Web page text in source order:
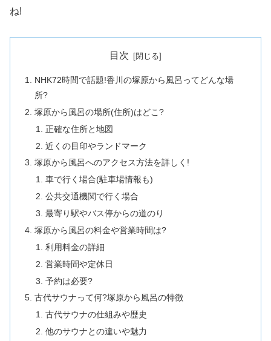
ね!
目次
NHK72時間で話題!香川の塚原から風呂ってどんな場
所?
塚原から風呂の場所(住所)はどこ?
正確な住所と地図
近くの目印やランドマーク
塚原から風呂へのアクセス方法を詳しく!
車で行く場合(駐車場情報も)
公共交通機関で行く場合
最寄り駅やバス停からの道のり
塚原から風呂の料金や営業時間は?
利用料金の詳細
営業時間や定休日
予約は必要?
古代サウナって何?塚原から風呂の特徴
古代サウナの仕組みや歴史
他のサウナとの違いや魅力